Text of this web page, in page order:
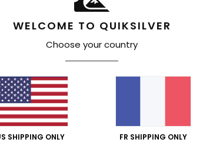
WELCOME TO QUIKSILVER
Choose your country
SHIPPING ONLY FR SHIPPING ONLY